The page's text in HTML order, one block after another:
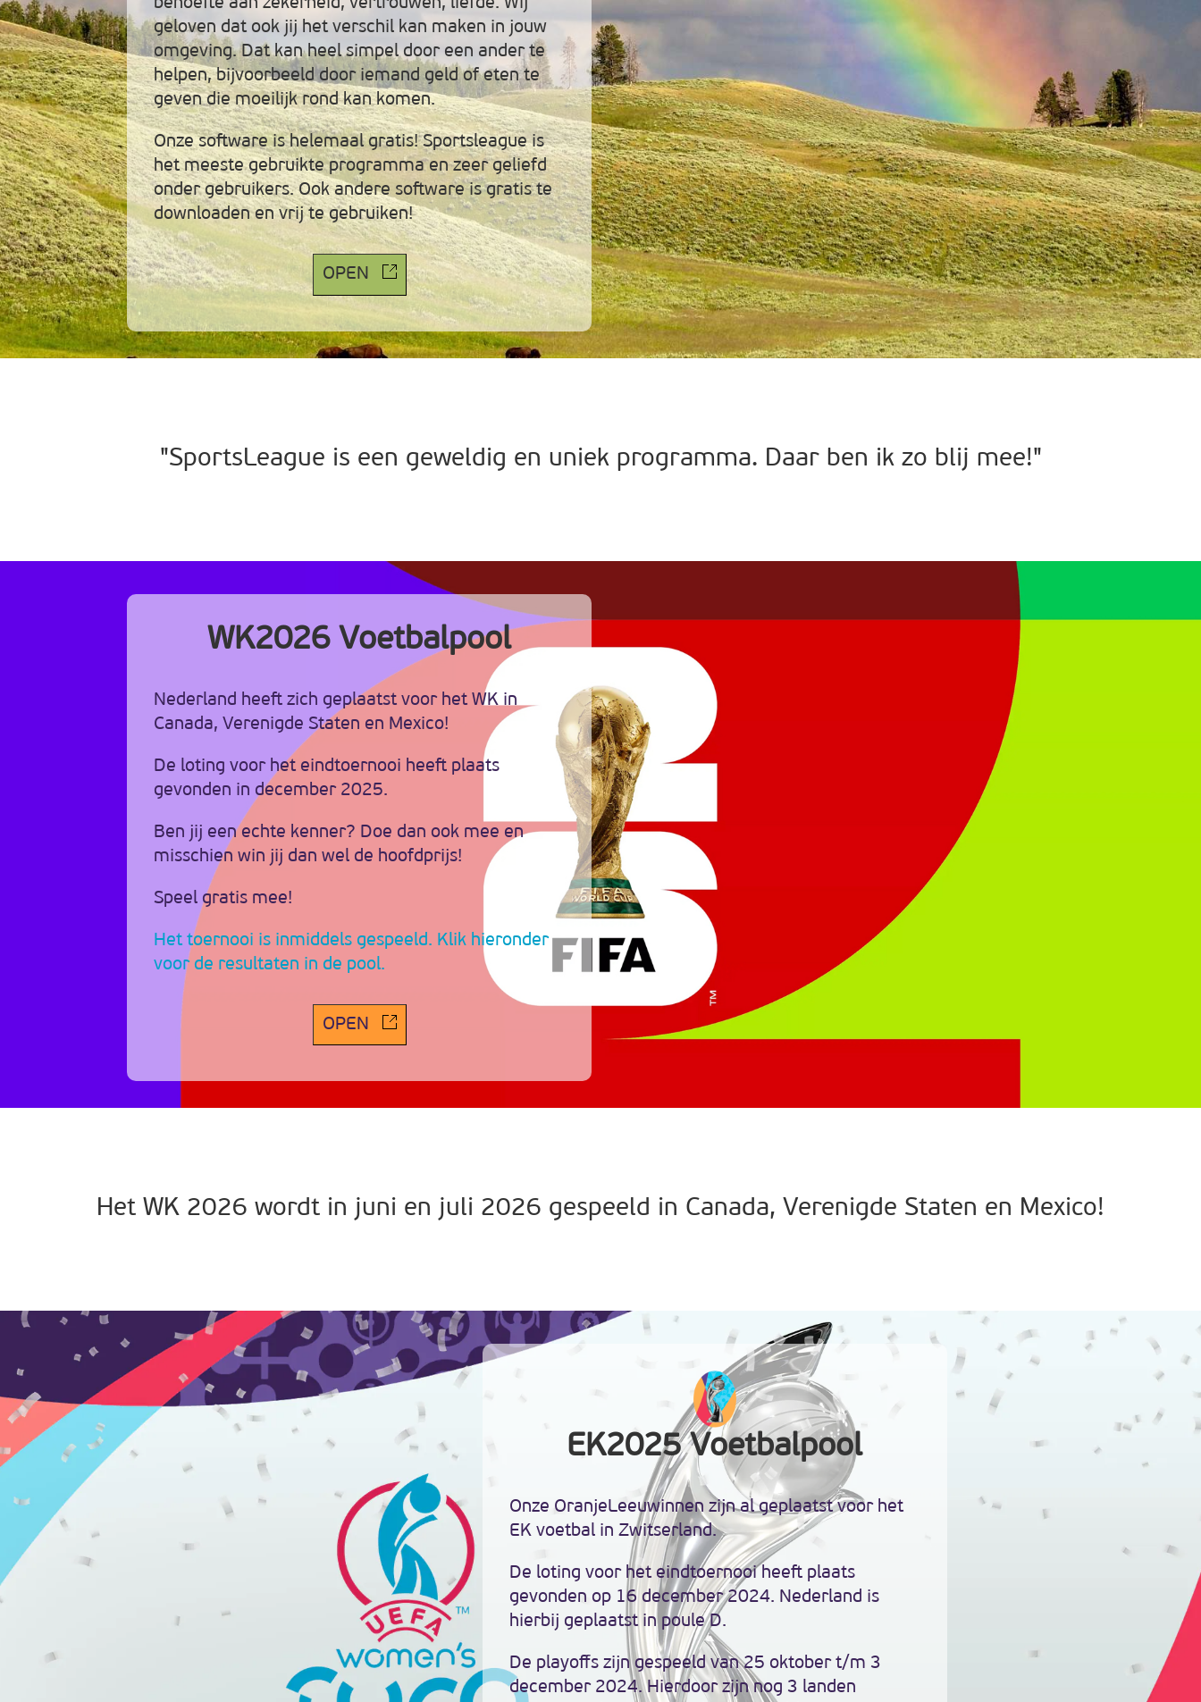
behoefte aan zekerheid, vertrouwen, liefde. Wij
geloven dat ook jij het verschil kan maken in jouw
omgeving. Dat kan heel simpel door een ander te
helpen, bijvoorbeeld door iemand geld of eten te
geven die moeilijk rond kan komen.
Onze software is helemaal gratis! Sportsleague is
het meeste gebruikte programma en zeer geliefd
onder gebruikers. Ook andere software is gratis te
downloaden en vrij te gebruiken!
OPEN
"SportsLeague is een geweldig en uniek programma. Daar ben ik zo blij mee!"
WK2026 Voetbalpool
Nederland heeft zich geplaatst voor het WK in
Canada, Verenigde Staten en Mexico!
De loting voor het eindtoernooi heeft plaats
gevonden in december 2025.
Ben jij een echte kenner? Doe dan ook mee en
misschien win jij dan wel de hoofdprijs!
Speel gratis mee!
Het toernooi is inmiddels gespeeld. Klik hieronder
voor de resultaten in de pool.
OPEN
Het WK 2026 wordt in juni en juli 2026 gespeeld in Canada, Verenigde Staten en Mexico!
EK2025 Voetbalpool
Onze OranjeLeeuwinnen zijn al geplaatst voor het
EK voetbal in Zwitserland.
De loting voor het eindtoernooi heeft plaats
gevonden op 16 december 2024. Nederland is
hierbij geplaatst in poule D.
De playoffs zijn gespeeld van 25 oktober t/m 3
december 2024. Hierdoor zijn nog 3 landen